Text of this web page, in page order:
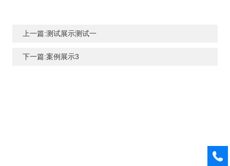
上一篇:测试展示测试一
下一篇:案例展示3